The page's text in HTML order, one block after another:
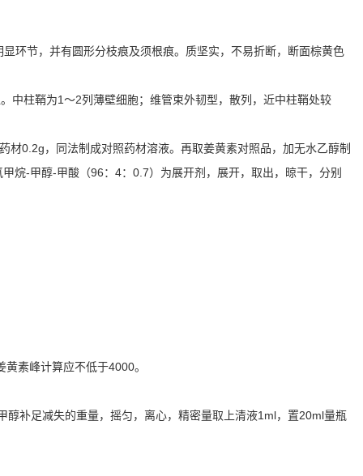
环节，并有圆形分枝痕及须根痕。质坚实，不易折断，断面棕黄色
中柱鞘为1～2列薄壁细胞；维管束外韧型，散列，近中柱鞘处较
材0.2g，同法制成对照药材溶液。再取姜黄素对照品，加无水乙醇制
烷-甲醇-甲酸（96：4：0.7）为展开剂，展开，取出，晾干，分别
素峰计算应不低于4000。
补足减失的重量，摇匀，离心，精密量取上清液1ml，置20ml量瓶